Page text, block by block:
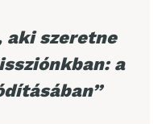
aki szeretne
a